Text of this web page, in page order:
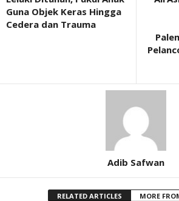
Guna Objek Keras Hingga
Cedera dan Trauma
Adib Safwan
RELATED ARTICLES MORE